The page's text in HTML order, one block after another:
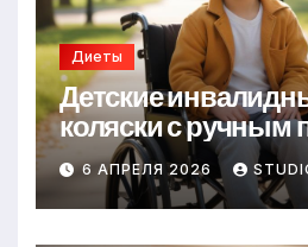
Диеты
Детские
коляски с ручным
6 АПРЕЛЯ 2026